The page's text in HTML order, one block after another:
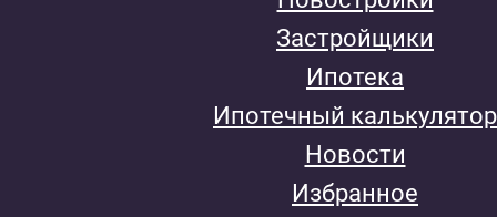
Застройщики
Ипотека
Ипотечный калькулятор
Новости
Избранное